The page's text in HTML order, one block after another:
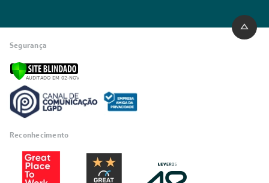
Segurança
Reconhecimento